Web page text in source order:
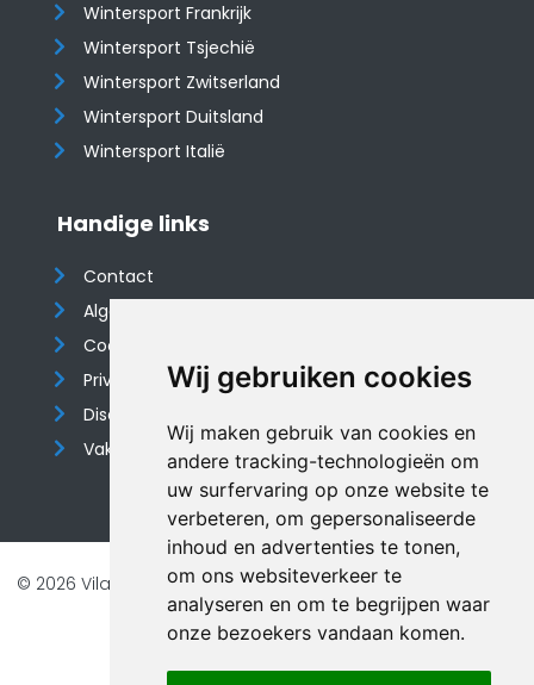
Wij gebruiken cookies
Wij maken gebruik van cookies en
andere tracking-technologieën om
uw surfervaring op onze website te
verbeteren, om gepersonaliseerde
inhoud en advertenties te tonen,
om ons websiteverkeer te
analyseren en om te begrijpen waar
onze bezoekers vandaan komen.
Wintersport Frankrijk
Wintersport Tsjechië
Wintersport Zwitserland
Wintersport Duitsland
Wintersport Italië
Handige links
Contact
Algemene voorwaarden
Cookieverklaring
Privacyverklaring
Disclaimer
Vakantiehuis website
© 2026 Vilando Vakantiehuizen |Website door FalcoTravel
Veilig online betalen met